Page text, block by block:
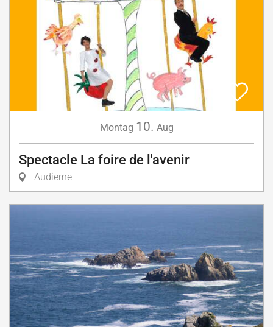
Montag 10. Aug
Spectacle La foire de l'avenir
Audierne